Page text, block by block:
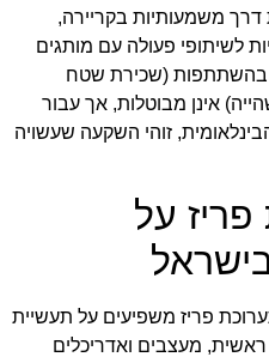
דרך משמעותיות בקריירה,
לשיתופי פעולה עם מותגים
בהשתתפות (שכירת שטח
אינן מבוטלות, אך עבור
זוהי השקעה שעשויה
על
פריז משפיעים על תעשיית
מעצבים ואדריכלים